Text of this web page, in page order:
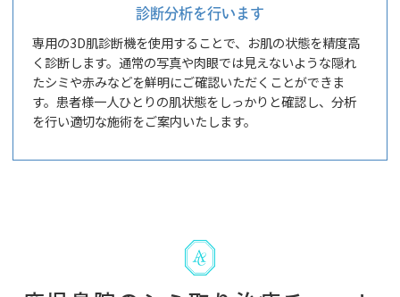
診断分析を行います
専用の3D肌診断機を使用することで、お肌の状態を精度高
く診断します。通常の写真や肉眼では見えないような隠れ
たシミや赤みなどを鮮明にご確認いただくことができま
す。患者様一人ひとりの肌状態をしっかりと確認し、分析
を行い適切な施術をご案内いたします。